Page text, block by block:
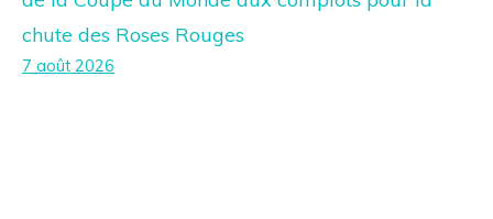
chute des Roses Rouges
7 août 2026